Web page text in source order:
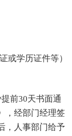
或学历证件等）
前30天书面通
，经部门经理签
，人事部门给予